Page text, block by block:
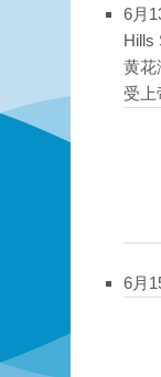
6月
Hills
黄花
受上
6月